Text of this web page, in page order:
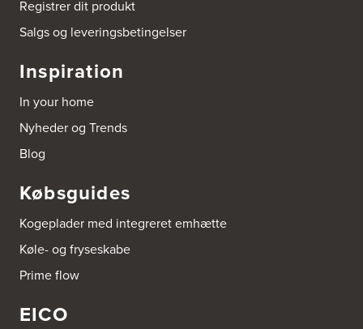
Arnum El-service ApS
Vestergade 30
6510 Gram
http://www.el-salg.dk
Norgesvej 24C
Tel.: 73702533
http://www.aubo.dk
Aubo Køkken & Bad Helsingør
3000 Helsingør
Registrer dit produkt
Salgs og leveringsbetingelser
Inspiration
In your home
Nyheder og Trends
Blog
Købsguides
Kogeplader med integreret emhætte
Køle- og fryseskabe
Prime flow
EICO